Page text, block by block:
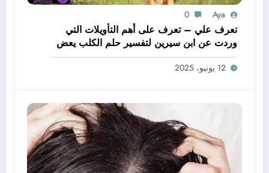
Aya
0
تعرف علي – تعرف على أهم التأويلات التي
وردت عن ابن سيرين لتفسير حلم الكلب يعض
يدي – بالتفصيل
12 يونيو، 2025